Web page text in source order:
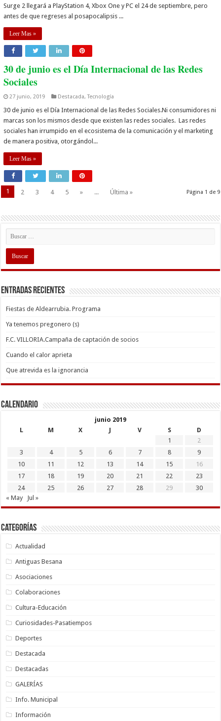
Surge 2 llegará a PlayStation 4, Xbox One y PC el 24 de septiembre, pero
antes de que regreses al posapocalipsis ...
Leer Mas »
30 de junio es el Día Internacional de las Redes
Sociales
27 junio, 2019 Destacada,Tecnología
30 de junio es el Día Internacional de las Redes Sociales.Ni consumidores ni
marcas son los mismos desde que existen las redes sociales. Las redes
sociales han irrumpido en el ecosistema de la comunicación y el marketing
de manera positiva, otorgándol...
Leer Mas »
Página 1 de 9
1 2 3 4 5 » ... Última »
Entradas recientes
Fiestas de Aldearrubia. Programa
Ya tenemos pregonero (s)
F.C. VILLORIA.Campaña de captación de socios
Cuando el calor aprieta
Que atrevida es la ignorancia
Calendario
junio 2019
L
M X J V S
D
1
2
3
4 5 6 7 8
9
10
11 12 13 14 15
16
17
18 19 20 21 22
23
24
25 26 27 28 29
30
« May
Jul »
Categorías
Actualidad
Antiguas Besana
Asociaciones
Colaboraciones
Cultura-Educación
Curiosidades-Pasatiempos
Deportes
Destacada
Destacadas
GALERÍAS
Info. Municipal
Información